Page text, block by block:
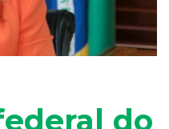
do